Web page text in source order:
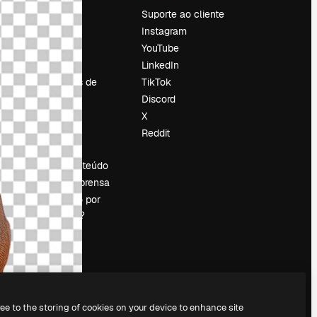
Preços
Reviews
Emprego
Tendências de
pesquisa
Eventos
Slidesgo
Vender conteúdo
Sala de imprensa
Procurando por
magnific.ai?
Suporte ao cliente
Instagram
YouTube
LinkedIn
TikTok
Discord
X
Reddit
to the storing of cookies on your device to enhance site